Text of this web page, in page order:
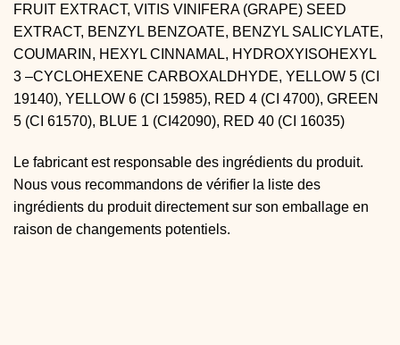
FRUIT EXTRACT, VITIS VINIFERA (GRAPE) SEED
EXTRACT, BENZYL BENZOATE, BENZYL SALICYLATE,
COUMARIN, HEXYL CINNAMAL, HYDROXYISOHEXYL
3 –CYCLOHEXENE CARBOXALDHYDE, YELLOW 5 (CI
19140), YELLOW 6 (CI 15985), RED 4 (CI 4700), GREEN
5 (CI 61570), BLUE 1 (CI42090), RED 40 (CI 16035)
Le fabricant est responsable des ingrédients du produit.
Nous vous recommandons de vérifier la liste des
ingrédients du produit directement sur son emballage en
raison de changements potentiels.